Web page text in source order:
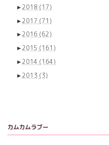
►2018 (17)
►2017 (71)
►2016 (62)
►2015 (161)
►2014 (164)
►2013 (3)
カムカムラブー